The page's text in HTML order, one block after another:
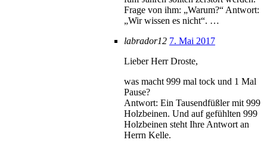
Frage von ihm: „Warum?“ Antwort:
„Wir wissen es nicht“. …
labrador12 7. Mai 2017
Lieber Herr Droste,
was macht 999 mal tock und 1 Mal
Pause?
Antwort: Ein Tausendfüßler mit 999
Holzbeinen. Und auf gefühlten 999
Holzbeinen steht Ihre Antwort an
Herrn Kelle.